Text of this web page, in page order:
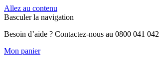
Allez au contenu
Basculer la navigation
Besoin d’aide ? Contactez-nous au 0800 041 042
Mon panier